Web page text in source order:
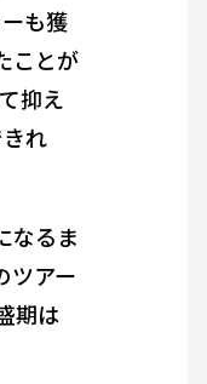
も獲
ことが
抑え
れ
なるま
ツアー
期は